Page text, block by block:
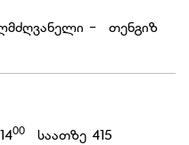
- თენგიზ
00
საათზე 415